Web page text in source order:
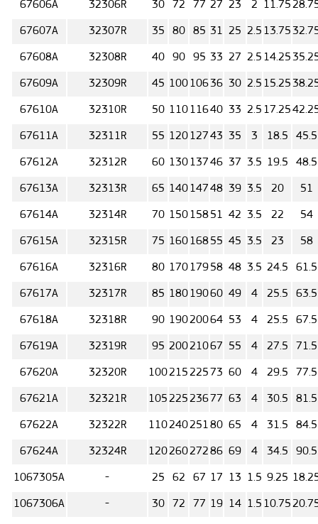
67606А 32306R 30 72 77 27 23 2 11.75
67607А 32307R 35 80 85 31 25 2.5 13.75
67608А 32308R 40 90 95 33 27 2.5 14.25
67609А 32309R 45 10010636 30 2.5 15.25
67610А 32310R 50 11011640 33 2.5 17.25
67611А 32311R 55 12012743 35 3 18.5 45.5
67612А 32312R 60 13013746 37 3.5 19.5 48.5
67613А 32313R 65 14014748 39 3.5 20 51
67614А 32314R 70 15015851 42 3.5 22 54
67615А 32315R 75 16016855 45 3.5 23 58
67616А 32316R 80 17017958 48 3.5 24.5 61.5
67617А 32317R 85 18019060 49 4 25.5 63.5
67618А 32318R 90 19020064 53 4 25.5 67.5
67619А 32319R 95 20021067 55 4 27.5 71.5
67620А 32320R 100215225 73 60 4 29.5 77.5
67621А 32321R 105225236 77 63 4 30.5 81.5
67622А 32322R 11024025180 65 4 31.5 84.5
67624А 32324R 12026027286 69 4 34.5 90.5
1067305А - 25 62 67 17 13 1.5 9.25
1067306А - 30 72 77 19 14 1.5 10.75